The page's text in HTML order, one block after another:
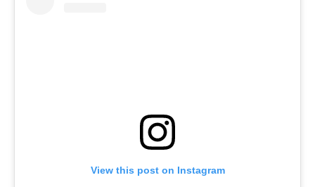
View this post on Instagram